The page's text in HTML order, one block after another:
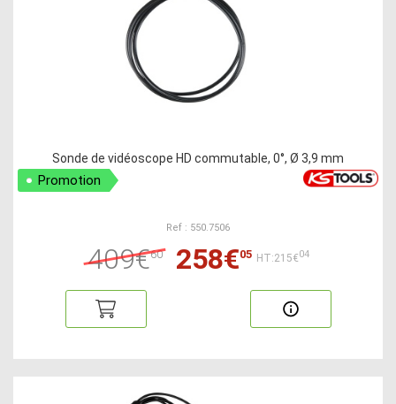
Sonde de vidéoscope HD commutable, 0°, Ø 3,9 mm
Promotion
Ref : 550.7506
409€60 258€05 HT:215€04